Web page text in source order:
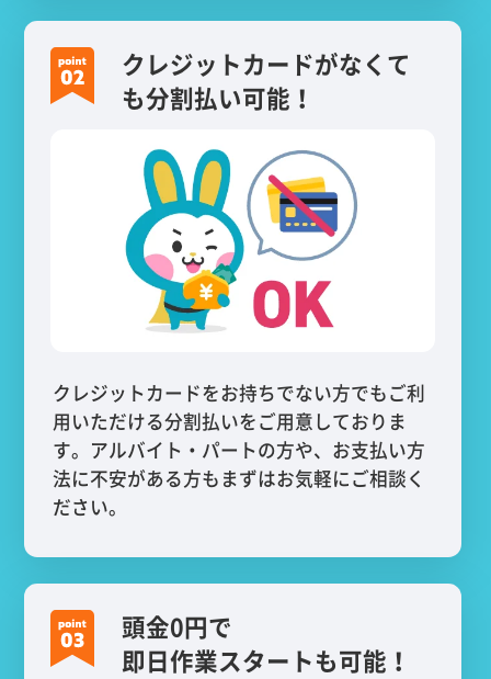
クレジットカードがなくて
も分割払い可能！
クレジットカードをお持ちでない方でもご利
用いただける分割払いをご用意しておりま
す。アルバイト・パートの方や、お支払い方
法に不安がある方もまずはお気軽にご相談く
ださい。
頭金0円で
即日作業スタートも可能！